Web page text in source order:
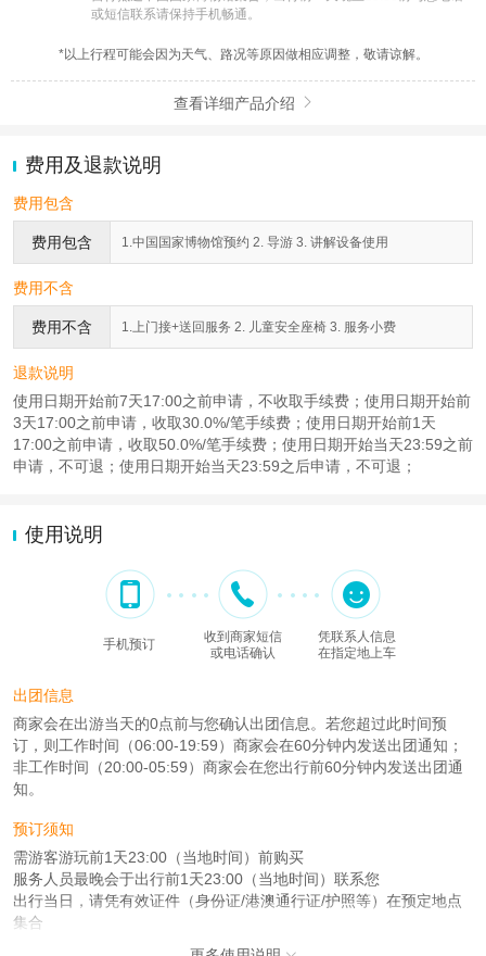
或短信联系请保持手机畅通。
*以上行程可能会因为天气、路况等原因做相应调整，敬请谅解。
查看详细产品介绍 
费用及退款说明
费用包含
费用包含 1.中国国家博物馆预约 2. 导游 3. 讲解设备使用
费用不含
费用不含 1.上门接+送回服务 2. 儿童安全座椅 3. 服务小费
退款说明
使用日期开始前7天17:00之前申请，不收取手续费；使用日期开始前
3天17:00之前申请，收取30.0%/笔手续费；使用日期开始前1天
17:00之前申请，收取50.0%/笔手续费；使用日期开始当天23:59之前
申请，不可退；使用日期开始当天23:59之后申请，不可退；
使用说明
手机预订
收到商家短信
或电话确认
凭联系人信息
在指定地上车
出团信息
商家会在出游当天的0点前与您确认出团信息。若您超过此时间预
订，则工作时间（06:00-19:59）商家会在60分钟内发送出团通知；
非工作时间（20:00-05:59）商家会在您出行前60分钟内发送出团通
知。
预订须知
需游客游玩前1天23:00（当地时间）前购买
服务人员最晚会于出行前1天23:00（当地时间）联系您
出行当日，请凭有效证件（身份证/港澳通行证/护照等）在预定地点
集合